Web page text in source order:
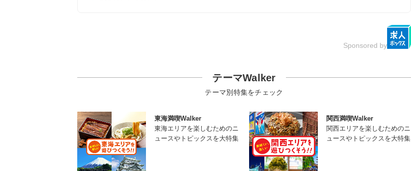
Sponsored by
テーマWalker
テーマ別特集をチェック
東海満喫Walker
東海エリアを楽しむためのニ
ュースやトピックスを大特集
関西満喫Walker
関西エリアを楽しむためのニ
ュースやトピックスを大特集